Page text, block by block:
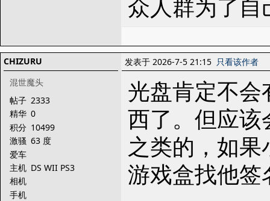
众人群为了
CHIZURU
混世魔头
帖子 2333
精华 0
积分 10499
激骚 63 度
爱车
主机 DS WII PS3
相机
手机
发表于 2026-7-5 21:15 只看该作者
光盘肯定不
西了。但应
之类的，如
游戏盒找他